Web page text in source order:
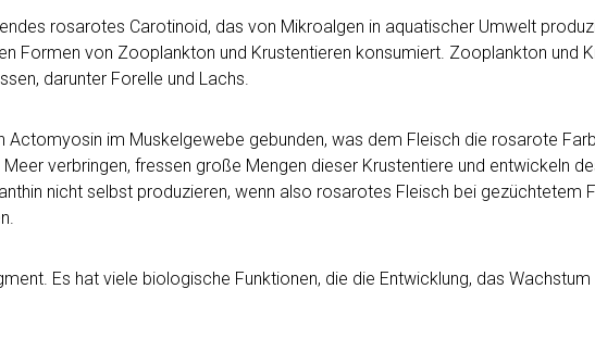
rosarotes Carotinoid, das von Mikroalgen in aquatischer Umwelt
Formen von Zooplankton und Krustentieren konsumiert. Zooplankton und
darunter Forelle und Lachs.
Actomyosin im Muskelgewebe gebunden, was dem Fleisch die rosarote
verbringen, fressen große Mengen dieser Krustentiere und entwickeln
nicht selbst produzieren, wenn also rosarotes Fleisch bei gezüchtetem
Es hat viele biologische Funktionen, die die Entwicklung, das